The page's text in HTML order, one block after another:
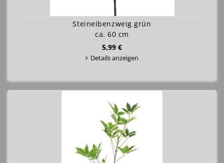
Steineibenzweig grün
ca. 60 cm
5,99 €
Details anzeigen